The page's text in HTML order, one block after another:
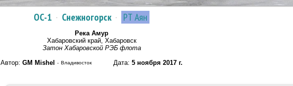
ОС-1 · Снежногорск· РТ Аян
Река Амур
Хабаровский край, Хабаровск
Затон Хабаровской РЭБ флота
Автор: GM Mishel · ВладивостокДата: 5 ноября 2017 г.